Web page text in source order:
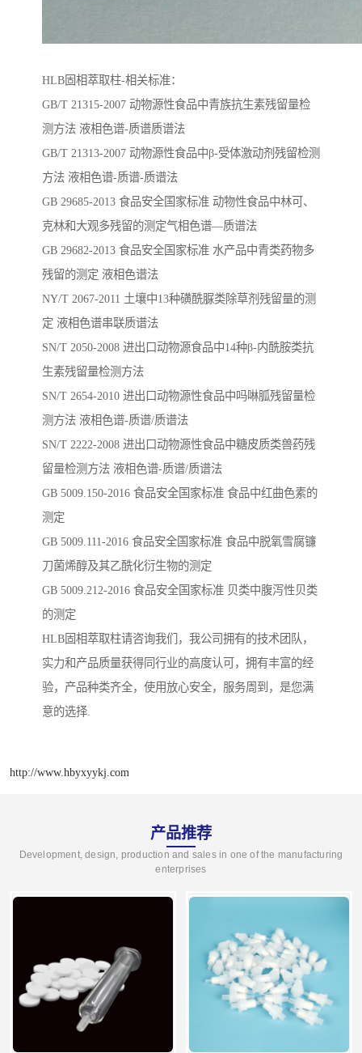
HLB固相萃取柱-相关标准：
GB/T 21315-2007 动物源性食品中青族抗生素残留量检
测方法 液相色谱-质谱质谱法
GB/T 21313-2007 动物源性食品中β-受体激动剂残留检测
方法 液相色谱-质谱-质谱法
GB 29685-2013 食品安全国家标准 动物性食品中林可、
克林和大观多残留的测定气相色谱—质谱法
GB 29682-2013 食品安全国家标准 水产品中青类药物多
残留的测定 液相色谱法
NY/T 2067-2011 土壤中13种磺酰脲类除草剂残留量的测
定 液相色谱串联质谱法
SN/T 2050-2008 进出口动物源食品中14种β-内酰胺类抗
生素残留量检测方法
SN/T 2654-2010 进出口动物源性食品中吗啉胍残留量检
测方法 液相色谱-质谱/质谱法
SN/T 2222-2008 进出口动物源性食品中糖皮质类兽药残
留量检测方法 液相色谱-质谱/质谱法
GB 5009.150-2016 ⻝品安全国家标准 ⻝品中红曲⾊素的
测定
GB 5009.111-2016 ⻝品安全国家标准 ⻝品中脱氧雪腐镰
⼑菌烯醇及其⼄酰化衍⽣物的测定
GB 5009.212-2016 ⻝品安全国家标准 ⻉类中腹泻性⻉类
的测定
HLB固相萃取柱请咨询我们，我公司拥有的技术团队，
实力和产品质量获得同行业的高度认可，拥有丰富的经
验，产品种类齐全，使用放心安全，服务周到，是您满
意的选择.
http://www.hbyxyykj.com
产品推荐
Development, design, production and sales in one of the manufacturing
enterprises